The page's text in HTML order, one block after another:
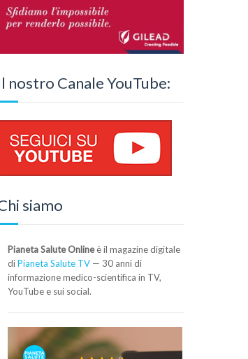
nostro Canale YouTube:
siamo
Pianeta Salute Onlineè il magazine digitale
diPianeta Salute TV— 30 anni di
informazione medico-scientifica in TV,
YouTube e sui social.